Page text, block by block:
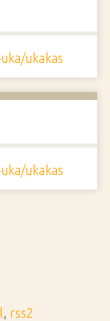
ukakas
ukakas
, rss2